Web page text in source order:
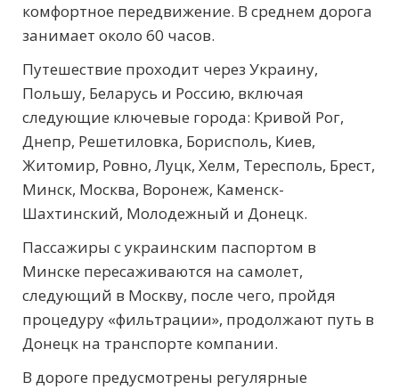
комфортное передвижение. В среднем дорога
занимает около 60 часов.
Путешествие проходит через Украину,
Польшу, Беларусь и Россию, включая
следующие ключевые города: Кривой Рог,
Днепр, Решетиловка, Борисполь, Киев,
Житомир, Ровно, Луцк, Хелм, Тересполь, Брест,
Минск, Москва, Воронеж, Каменск-
Шахтинский, Молодежный и Донецк.
Пассажиры с украинским паспортом в
Минске пересаживаются на самолет,
следующий в Москву, после чего, пройдя
процедуру «фильтрации», продолжают путь в
Донецк на транспорте компании.
В дороге предусмотрены регулярные